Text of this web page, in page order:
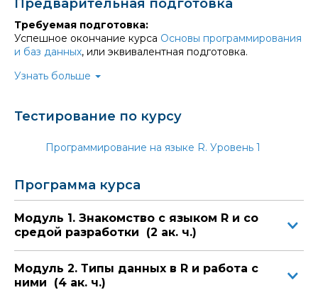
Курс«Язык программирования R 4.4»предназначен
для всех специалистов, связанных с анализом данных.
для R
настраивать атрибуты объектов;
использовать наследование и полиморфизм;
обрабатывать ошибки, возникающие в
научитесь пользоваться отладчиком;
использовать стандартные распределения и
в настоящее время крайне востребованы.
Обучение по мировым стандартам позволяет нашим
выпускникам работать в ведущих компаниях России и
других стран. Они делают успешную карьеру и
пользуются уважением работодателей.
Предварительная подготовка
Требуемая подготовка:
Успешное окончание курса Основы программирования
и баз данных, или эквивалентная подготовка.
Узнать больше
Тестирование по курсу
Программирование на языке R. Уровень 1
Программа курса
Модуль 1. Знакомство с языком R и со
средой разработки (2 ак. ч.)
Модуль 2. Типы данных в R и работа с
ними (4 ак. ч.)